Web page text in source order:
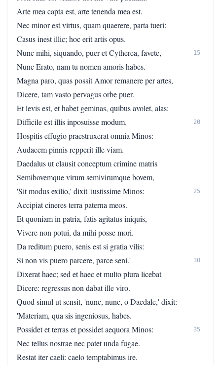
Arte mea capta est, arte tenenda mea est.
Nec minor est virtus, quam quaerere, parta tueri:
Casus inest illic; hoc erit artis opus.
Nunc mihi, siquando, puer et Cytherea, favete,
15
Nunc Erato, nam tu nomen amoris habes.
Magna paro, quas possit Amor remanere per artes,
Dicere, tam vasto pervagus orbe puer.
Et levis est, et habet geminas, quibus avolet, alas:
Difficile est illis inposuisse modum.
20
Hospitis effugio praestruxerat omnia Minos:
Audacem pinnis repperit ille viam.
Daedalus ut clausit conceptum crimine matris
Semibovemque virum semivirumque bovem,
'Sit modus exilio,' dixit 'iustissime Minos:
25
Accipiat cineres terra paterna meos.
Et quoniam in patria, fatis agitatus iniquis,
Vivere non potui, da mihi posse mori.
Da reditum puero, senis est si gratia vilis:
Si non vis puero parcere, parce seni.'
30
Dixerat haec; sed et haec et multo plura licebat
Dicere: regressus non dabat ille viro.
Quod simul ut sensit, 'nunc, nunc, o Daedale,' dixit:
'Materiam, qua sis ingeniosus, habes.
Possidet et terras et possidet aequora Minos:
35
Nec tellus nostrae nec patet unda fugae.
Restat iter caeli: caelo temptabimus ire.